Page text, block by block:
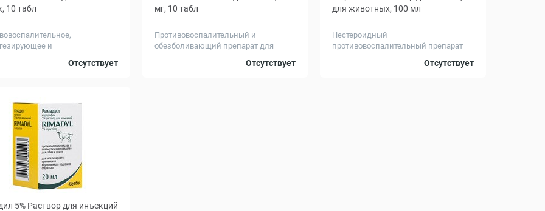
10 табл
и
Отсутствует
0.5 2
мг, 10 табл
Противовоспалительный и
обезболивающий препарат для
Отсутствует
для животных, 100 мл
Нестероидный
противовоспалительный препарат
Отсутствует
2 x 10 100
5% Раствор для инъекций